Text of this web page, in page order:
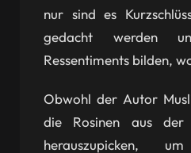
nur sind es
gedacht werden
Ressentiments bilden,
Obwohl der Autor
die Rosinen aus der
herauszupicken,